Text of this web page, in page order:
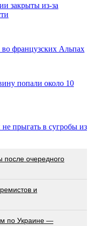
закрыты из-за
во французских Альпах
попали около 10
прыгать в сугробы из
очередного
и
по Украине —